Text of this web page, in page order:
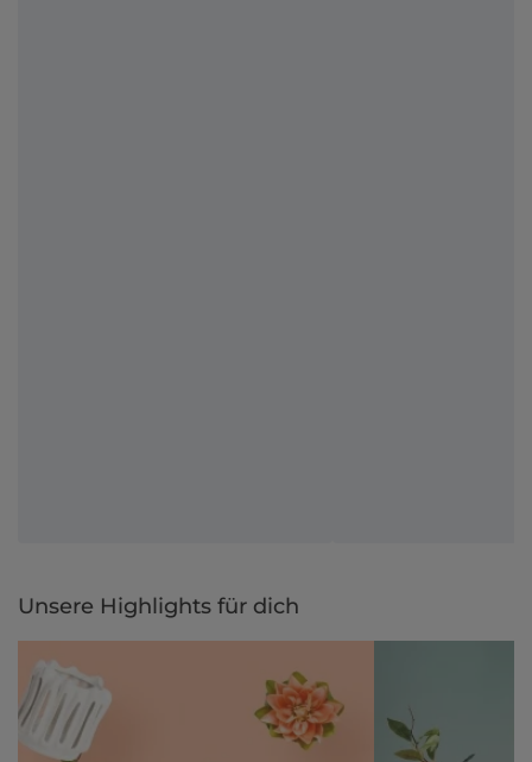
Unsere Highlights für dich